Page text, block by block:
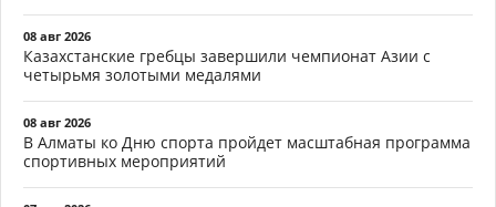
08 авг 2026
Казахстанские гребцы завершили чемпионат Азии с
четырьмя золотыми медалями
08 авг 2026
В Алматы ко Дню спорта пройдет масштабная программа
спортивных мероприятий